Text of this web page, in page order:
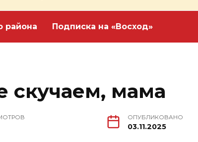
района Подписка на «Восход»
скучаем, мама
ОПУБЛИКОВАНО
03.11.2025